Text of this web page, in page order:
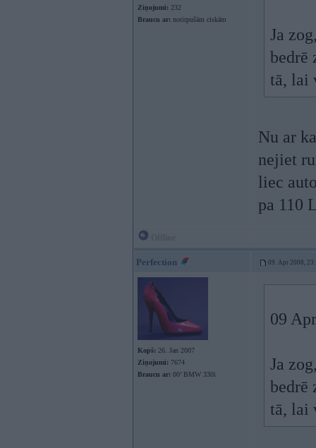
Ziņojumi: 232
Braucu ar: notirpušām ciskām
Ja
bedrē
tā, lai
Nu ar
nejiet
liec
pa 110
Perfection 09. Apr 2008,
Kopš: 26. Jan 2007
Ziņojumi: 7674
Braucu ar: 00’ BMW 330i
09
Ja
bedrē
tā, lai